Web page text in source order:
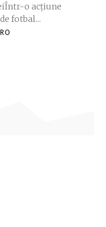
o acțiune
fotbal...